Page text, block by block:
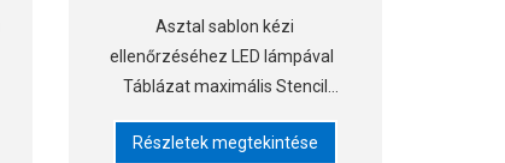
Asztal sablon kézi
ellenőrzéséhez LED lámpával
Táblázat maximális Stencil
méret: 1100*794*800mm,
Részletek megtekintése